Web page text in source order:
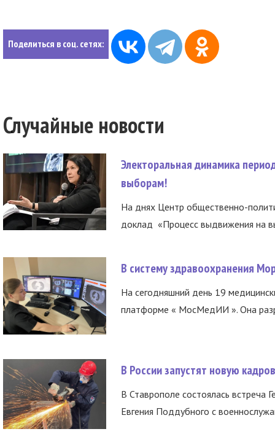
Поделиться в соц. сетях:
Случайные новости
Электоральная динамика
выборам!
На днях Центр общественно-
доклад «Процесс выдвижения на
В систему здравоохранения
На сегодняшний день 19
платформе « МосМедИИ ». Она
В России запустят новую
В Ставрополе состоялась встреча
Евгения Поддубного с